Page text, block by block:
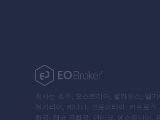
회사는 호주, 오스트리아, 벨라루스, 벨기
불가리아, 캐나다, 크로아티아, 키프로스
화국, 체코 공화국, 덴마크, 에스토니아,